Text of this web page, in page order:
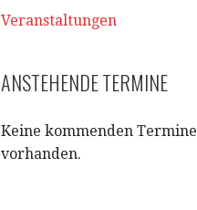
Veranstaltungen
ANSTEHENDE TERMINE
Keine kommenden Termine
vorhanden.